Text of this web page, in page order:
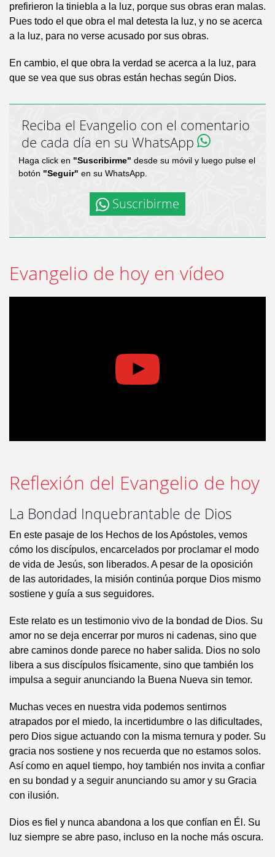
prefirieron la tiniebla a la luz, porque sus obras eran malas.
Pues todo el que obra el mal detesta la luz, y no se acerca
a la luz, para no verse acusado por sus obras.
En cambio, el que obra la verdad se acerca a la luz, para
que se vea que sus obras están hechas según Dios.
Reciba el Evangelio con el comentario
de cada día en su WhatsApp
Haga click en "Suscribirme" desde su móvil y luego pulse el
botón "Seguir" en su WhatsApp.
Suscribirme
Evangelio de hoy en vídeo
Reflexión del Evangelio de hoy
La Bondad Inquebrantable de Dios
En este pasaje de los Hechos de los Apóstoles, vemos
cómo los discípulos, encarcelados por proclamar el modo
de vida de Jesús, son liberados. A pesar de la oposición
de las autoridades, la misión continúa porque Dios mismo
sostiene y guía a sus seguidores.
Este relato es un testimonio vivo de la bondad de Dios. Su
amor no se deja encerrar por muros ni cadenas, sino que
abre caminos donde parece no haber salida. Dios no solo
libera a sus discípulos físicamente, sino que también los
impulsa a seguir anunciando la Buena Nueva sin temor.
Muchas veces en nuestra vida podemos sentirnos
atrapados por el miedo, la incertidumbre o las dificultades,
pero Dios sigue actuando con la misma ternura y poder. Su
gracia nos sostiene y nos recuerda que no estamos solos.
Así como en aquel tiempo, hoy también nos invita a confiar
en su bondad y a seguir anunciando su amor y su Gracia
con ilusión.
Dios es fiel y nunca abandona a los que confían en Él. Su
luz siempre se abre paso, incluso en la noche más oscura.